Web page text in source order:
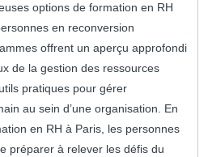
options de formation en RH
en reconversion
offrent un aperçu approfondi
de la gestion des ressources
pratiques pour gérer
au sein d’une organisation. En
en RH à Paris, les personnes
préparer à relever les défis du